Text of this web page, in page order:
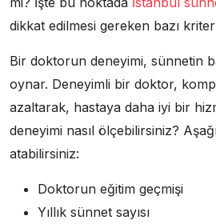
dikkat edilmesi gereken bazı
Bir doktorun deneyimi, sünnetin
oynar. Deneyimli bir doktor,
azaltarak, hastaya daha iyi bir
deneyimi nasıl ölçebilirsiniz?
atabilirsiniz:
Doktorun eğitim geçmişi
Yıllık sünnet sayısı